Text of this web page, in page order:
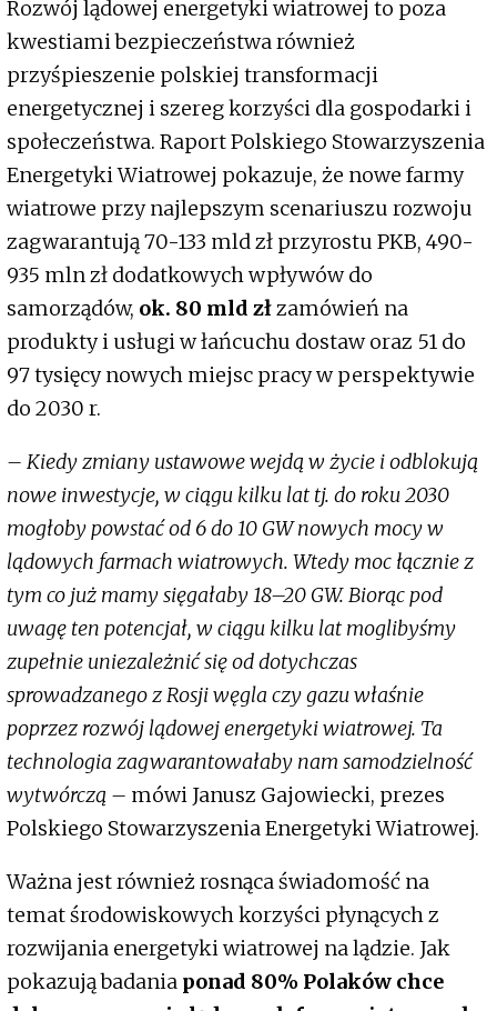
Rozwój lądowej energetyki wiatrowej to poza
kwestiami bezpieczeństwa również
przyśpieszenie polskiej transformacji
energetycznej i szereg korzyści dla gospodarki i
społeczeństwa. Raport Polskiego Stowarzyszenia
Energetyki Wiatrowej pokazuje, że nowe farmy
wiatrowe przy najlepszym scenariuszu rozwoju
zagwarantują 70-133 mld zł przyrostu PKB, 490-
935 mln zł dodatkowych wpływów do
samorządów, ok. 80 mld złzamówień na
produkty i usługi w łańcuchu dostaw oraz 51 do
97 tysięcy nowych miejsc pracy w perspektywie
do 2030 r.
– Kiedy zmiany ustawowe wejdą w życie i odblokują
nowe inwestycje, w ciągu kilku lat tj. do roku 2030
mogłoby powstać od 6 do 10 GW nowych mocy w
lądowych farmach wiatrowych. Wtedy moc łącznie z
tym co już mamy sięgałaby 18–20 GW. Biorąc pod
uwagę ten potencjał, w ciągu kilku lat moglibyśmy
zupełnie uniezależnić się od dotychczas
sprowadzanego z Rosji węgla czy gazu właśnie
poprzez rozwój lądowej energetyki wiatrowej. Ta
technologia zagwarantowałaby nam samodzielność
wytwórczą – mówi Janusz Gajowiecki, prezes
Polskiego Stowarzyszenia Energetyki Wiatrowej.
Ważna jest również rosnąca świadomość na
temat środowiskowych korzyści płynących z
rozwijania energetyki wiatrowej na lądzie. Jak
pokazują badania ponad 80% Polaków chce